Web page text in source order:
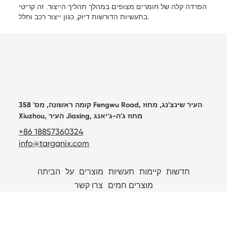
הפרדה קלה של חומרים מצופים במהלך תהליך הייצור. זה קריטי
בתעשיות הדורשות דיוק, כגון ייצור רכב וחלל.
קומה ראשונה, מס' 358 Fengwu Road, העיר שינצ'נג, מחוז
Xiuzhou, העיר Jiaxing, מחוז ג'ה-ג'יאנג
+86 18857360324
info@targanix.com
הביתה על מוצרים תעשיות קיימות חדשות
צרו קשר
מוצרים חמים